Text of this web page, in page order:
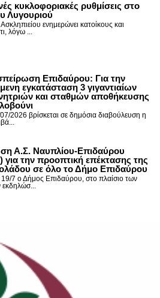
κυκλοφοριακές ρυθμίσεις στο
Λυγουριού
ενημερώνει κατοίκους και
λόγω ...
Επιδαύρου: Για την
εγκατάσταση 3 γιγαντιαίων
και σταθμών αποθήκευσης
07/2026 βρίσκεται σε δημόσια διαβούλευση η
Α.Σ. Ναυπλίου-Επιδαύρου
την προοπτική επέκτασης της
σε όλο το Δήμο Επιδαύρου
7 ο Δήμος Επιδαύρου, στο πλαίσιο των